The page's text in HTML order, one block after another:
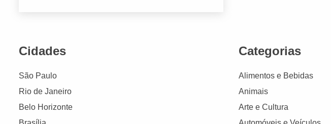
Cidades
São Paulo
Rio de Janeiro
Belo Horizonte
Categorias
Alimentos e Bebidas
Animais
Arte e Cultura